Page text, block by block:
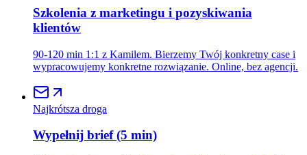
Szkolenia z marketingu i pozyskiwania
klientów
90-120 min 1:1 z Kamilem. Bierzemy Twój konkretny case i
wypracowujemy konkretne rozwiązanie. Online, bez agencji.
Najkrótsza droga
Wypełnij brief (5 min)